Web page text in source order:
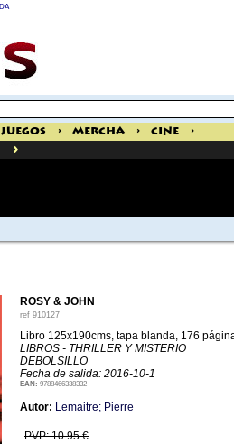
Juegos > Mercha > Cine
>
>
ROSY & JOHN
ref 910127
Libro 125x190cms, tapa blanda, 176
LIBROS - THRILLER Y MISTERIO
DEBOLSILLO
Fecha de salida: 2016-10-1
EAN: 9788466338332
Autor: Lemaitre; Pierre
PVP: 10.95 €